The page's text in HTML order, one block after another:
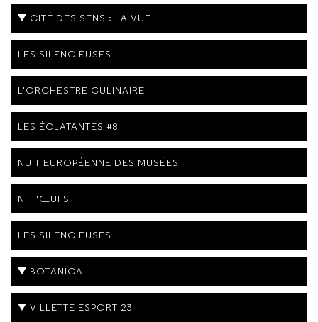
CITÉ DES SENS : LA VUE
LES SILENCIEUSES
L'ORCHESTRE CULINAIRE
LES ÉCLATANTES #8
NUIT EUROPÉENNE DES MUSÉES
NFT'ŒUFS
LES SILENCIEUSES
BOTANICA
VILLETTE ESPORT 23